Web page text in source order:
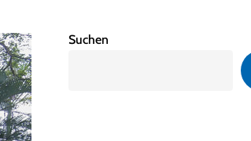
Suchen